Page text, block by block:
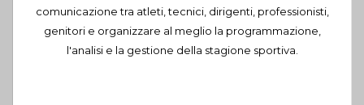
comunicazione tra atleti, tecnici, dirigenti, professionisti,
genitori e organizzare al meglio la programmazione,
l'analisi e la gestione della stagione sportiva.